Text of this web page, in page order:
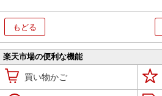
もどる
楽天市場の便利な機能
買い物かご